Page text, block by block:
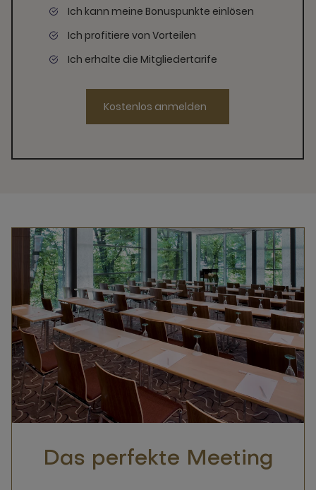
Ich kann meine Bonuspunkte einlösen
Ich profitiere von Vorteilen
Ich erhalte die Mitgliedertarife
Kostenlos anmelden
Das perfekte Meeting